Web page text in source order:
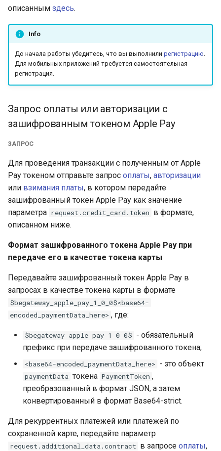
и
я
п
к
Тестовый режим
API version 3
Коды ошибок
криптовалюте
КРОК
МТС Деньги
МТС Деньги 2
ЧАСТКАМI (онлайн-
PayU
Pix
Прием платежей через
SberPay
Система Быстрых
SlickPay (deeplink)
страницы
Запуск виджета с
Перенаправление
Запрос статуса
транзакции по токену
Telegram bot bePaid
Каскадные платежи
Сервис отчетности
Проверка KYC данных
клиента
Верификация
персональных данных
держателей карт
Языки платежной
уведомлений
smart_routing_verification
Провайдеры токенов
Параметры с
информацией о продаже
авиабилетов
Архив изменений
описанным здесь.
Info
До начала работы убедитесь, что вы выполнили регистрацию.
Для мобильных приложений требуется самостоятельная
регистрация.
Запрос оплаты или авторизации с
зашифрованным токеном Apple Pay
ЗАПРОС
Для проведения транзакции с полученным от Apple
Pay токеном отправьте запрос оплаты, авторизации
или взимания платы, в котором передайте
зашифрованный токен Apple Pay как значение
параметра request.credit_card.token в формате,
описанном ниже.
Формат зашифрованного токена Apple Pay при
передаче его в качестве токена карты
Передавайте зашифрованный токен Apple Pay в
запросах в качестве токена карты в формате
$begateway_apple_pay_1_0_0$<base64-
encoded_paymentData_here> , где:
$begateway_apple_pay_1_0_0$ - обязательный
префикс при передаче зашифрованного токена;
<base64-encoded_paymentData_here> - это объект
paymentData токена PaymentToken ,
преобразованный в формат JSON, а затем
конвертированный в формат Base64-strict.
Для рекуррентных платежей или платежей по
сохраненной карте, передайте параметр
request.additional_data.contract в запросе оплаты,